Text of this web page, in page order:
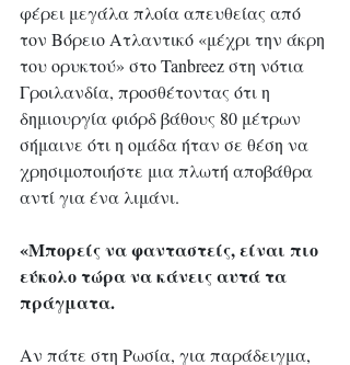
φέρει μεγάλα πλοία απευθείας από
τον Βόρειο Ατλαντικό «μέχρι την άκρη
του ορυκτού» στο Tanbreez στη νότια
Γροιλανδία, προσθέτοντας ότι η
δημιουργία φιόρδ βάθους 80 μέτρων
σήμαινε ότι η ομάδα ήταν σε θέση να
χρησιμοποιήστε μια πλωτή αποβάθρα
αντί για ένα λιμάνι.
«Μπορείς να φανταστείς, είναι πιο
εύκολο τώρα να κάνεις αυτά τα
πράγματα.
Αν πάτε στη Ρωσία, για παράδειγμα,